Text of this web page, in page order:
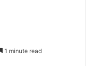
1 minute read